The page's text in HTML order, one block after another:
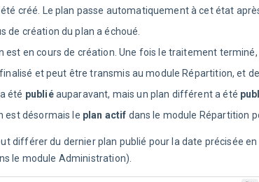
créé. Le plan passe automatiquement à cet état
de création du plan a échoué.
est en cours de création. Une fois le traitement
et peut être transmis au module Répartition, et
été publiéauparavant, mais un plan différent a été
est désormais le plan actif dans le module Répartition
différer du dernier plan publié pour la date précisée
le module Administration).